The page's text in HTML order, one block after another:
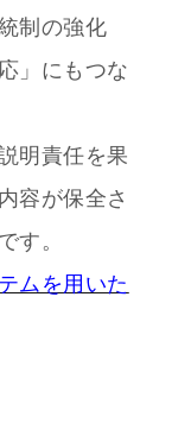
制の強化
」にもつな
明責任を果
容が保全さ
す。
ムを用いた